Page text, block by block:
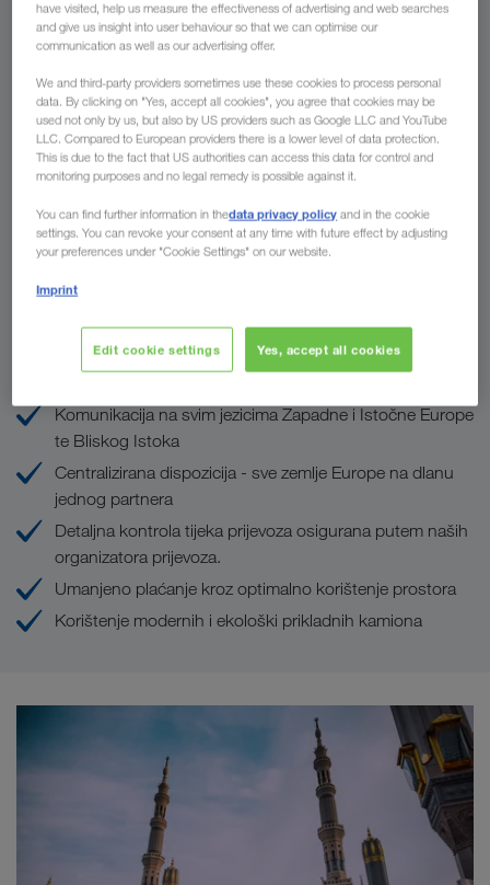
Za
Država
Pošaljite upit
LKW WALTER
Komunikacija na svim jezicima Zapadne i Istočne Europe
te Bliskog Istoka
Centralizirana dispozicija - sve zemlje Europe na dlanu
jednog partnera
Detaljna kontrola tijeka prijevoza osigurana putem naših
organizatora prijevoza.
Umanjeno plaćanje kroz optimalno korištenje prostora
Korištenje modernih i ekološki prikladnih kamiona
have visited, help us measure the effectiveness of advertising and web searches
and give us insight into user behaviour so that we can optimise our
communication as well as our advertising offer.
We and third-party providers sometimes use these cookies to process personal
data. By clicking on "Yes, accept all cookies", you agree that cookies may be
used not only by us, but also by US providers such as Google LLC and YouTube
LLC. Compared to European providers there is a lower level of data protection.
This is due to the fact that US authorities can access this data for control and
monitoring purposes and no legal remedy is possible against it.
You can find further information in thedata privacy policy and in the cookie
settings. You can revoke your consent at any time with future effect by adjusting
your preferences under "Cookie Settings" on our website.
Imprint
Edit cookie settings Yes, accept all cookies